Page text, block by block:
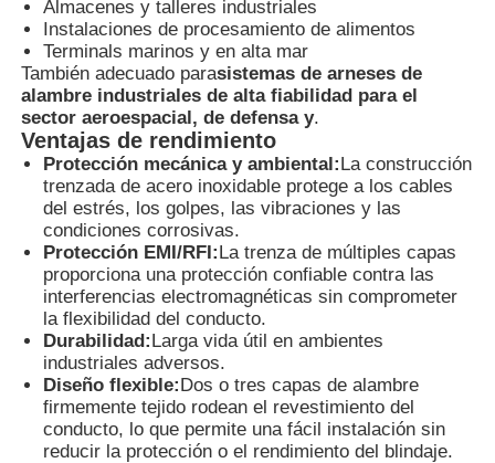
ventilador a prueba de explosiones
Caja a prueba de explosión
interruptor a prueba de explosiones
Glándulas de cable a prueba de explosión
enchufe y zócalo a prueba de explosiones
Almacenes y talleres industriales
Instalaciones de procesamiento de alimentos
Terminals marinos y en alta mar
También adecuado parasistemas de arneses de
alambre industriales de alta fiabilidad para el
sector aeroespacial, de defensa y.
Ventajas de rendimiento
Protección mecánica y ambiental:La construcción
trenzada de acero inoxidable protege a los cables
del estrés, los golpes, las vibraciones y las
condiciones corrosivas.
Protección EMI/RFI:La trenza de múltiples capas
proporciona una protección confiable contra las
interferencias electromagnéticas sin comprometer
la flexibilidad del conducto.
Durabilidad:Larga vida útil en ambientes
industriales adversos.
Diseño flexible:Dos o tres capas de alambre
firmemente tejido rodean el revestimiento del
conducto, lo que permite una fácil instalación sin
reducir la protección o el rendimiento del blindaje.